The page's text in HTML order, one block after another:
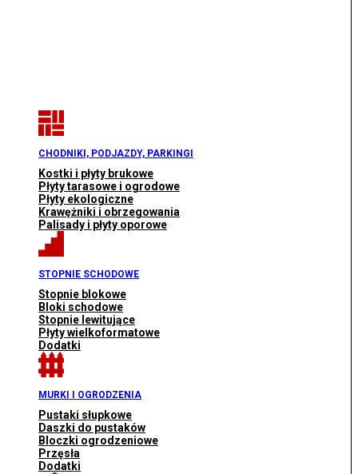
CHODNIKI, PODJAZDY, PARKINGI
Kostki i płyty brukowe
Płyty tarasowe i ogrodowe
Płyty ekologiczne
Krawężniki i obrzegowania
Palisady i płyty oporowe
STOPNIE SCHODOWE
Stopnie blokowe
Bloki schodowe
Stopnie lewitujące
Płyty wielkoformatowe
Dodatki
MURKI I OGRODZENIA
Pustaki słupkowe
Daszki do pustaków
Bloczki ogrodzeniowe
Przęsła
Dodatki